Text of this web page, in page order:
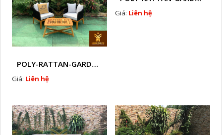
POLY-RATTAN-GARDEN-SOFA-SETS-Z103
Giá: Liên hệ
Giá: Liên hệ